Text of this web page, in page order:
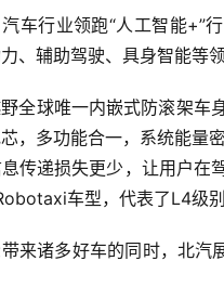
车行业领跑“人工智能+”
、辅助驾驶、具身智能等
全球唯一内嵌式防滚架车
，多功能合一，系统能量
传递损失更少，让用户在
车型，代表了L4级
来诸多好车的同时，北汽